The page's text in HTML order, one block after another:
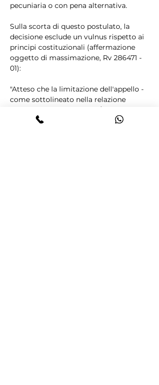
pecuniaria o con pena alternativa.
Sulla scorta di questo postulato, la
decisione esclude un vulnus rispetto ai
principi costituzionali (affermazione
oggetto di massimazione, Rv 286471 -
01):
"Atteso che la limitazione dell'appello -
come sottolineato nella relazione
illustrativa al D.Lgs. n. 150/2022 -
persegue il fine, da considerare